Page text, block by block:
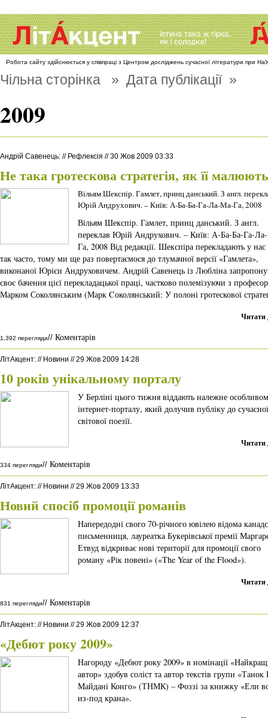
Робота сайту здійснюється у співпраці з Центром досліджень сучасної літератури при
Чільна сторінка » Дата публікації »
2009
Андрій Савенець: // Рефлексія //30 Жов 2009 03:33
Не така гротескова стратегія, як її малюють
Вільям Шекспір. Гамлет, принц данський. З англ.
Юрій Андрухович. – Київ: А-Ба-Ба-Га-Ла-Ма-Га, 2008
Вільям Шекспір. Гамлет, принц данський. З англ.
переклав Юрій Андрухович. – Київ: А-Ба-Ба-Га-
Га, 2008 Від редакції. Шекспіра перекладають у нас
так часто, тому ми ще раз повертаємося до тлумачної версії «Гамлета»,
виконаної Юрієи Андруховичем. Андрій Савенець із Любліна
своє бачення цієї перекладацької праці, частково полемізуючи з
Марком Соколянським (Марк Cоколянський: У полоні гротескової
Читати
1,392 перегляди// Коментарів
ЛітАкцент: // Новини //29 Жов 2009 14:28
10 років унікальному порталу
У Берліні цього тижня віддають належне
інтернет-порталу, який долучив публіку до сучасної
світової поезії.
Читати
334 перегляди// Коментарів
ЛітАкцент: // Новини //29 Жов 2009 13:33
Новий спосіб промоції романів
Напередодні свого 70-річного ювілею відома
письменниця, лауреатка Букерівської премії
Етвуд відкриває нові території для промоції свого
роману «Рік повені» («The Year of the Flood»).
Читати
831 перегляди// Коментарів
ЛітАкцент: // Новини //29 Жов 2009 12:37
«Дебют року 2009»
Нагороду «Дебют року 2009» в номінації
автор» здобув соліст та автор текстів групи «Танок
Майдані Конго» (ТНМК) – Фоззі за книжку «Ели
из-под крана».